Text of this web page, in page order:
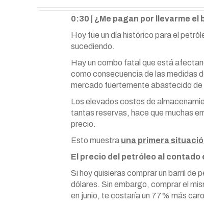
0:30 | ¿Me pagan por llevarme el
Hoy fue un día histórico para el
sucediendo.
Hay un combo fatal que está
como consecuencia de las medidas
mercado fuertemente abastecido de
Los elevados costos de
tantas reservas, hace que muchas
precio.
Esto muestra una primera
El precio del petróleo al contado
Si hoy quisieras comprar un barril de
dólares. Sin embargo, comprar el
en junio, te costaría un 77% más